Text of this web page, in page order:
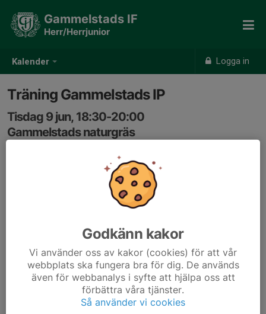
Kalender Logga in
Gammelstads IF
Herr/Herrjunior
Träning Gammelstads IP
Tisdag 9 jun, 18:30-20:00
Gammelstads naturgräs
Samling: 18:20, Omklädningsrum #5 Kansliet
Godkänn kakor
Vi använder oss av kakor (cookies) för att vår
webbplats ska fungera bra för dig. De används
även för webbanalys i syfte att hjälpa oss att
förbättra våra tjänster.
Så använder vi cookies